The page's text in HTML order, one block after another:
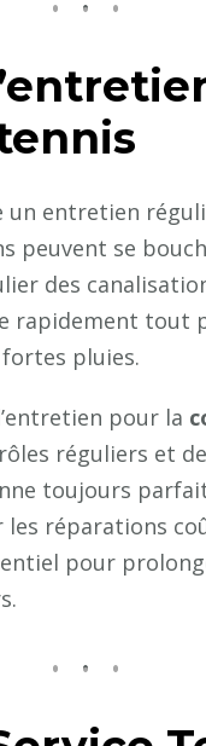
un entretien
peuvent se
des
rapidement tout
pluies.
pour la
réguliers et
toujours
réparations
pour